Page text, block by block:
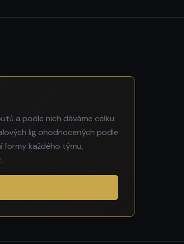
a podle nich dáváme celku
lig ohodnocených podle
formy každého týmu,